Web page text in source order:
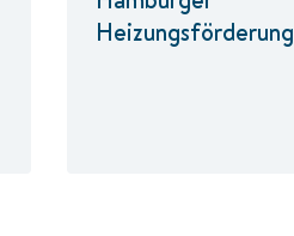
Heizungsförderung